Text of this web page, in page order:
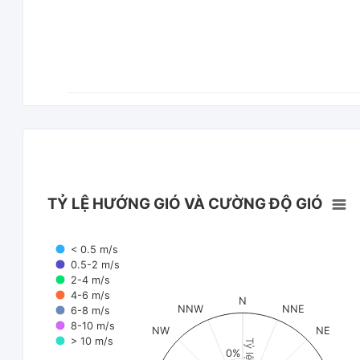
TỶ LỆ HƯỚNG GIÓ VÀ CƯỜNG ĐỘ GIÓ
< 0.5 m/s
0.5-2 m/s
2-4 m/s
4-6 m/s
6-8 m/s
8-10 m/s
> 10 m/s
N
NNE
NE
NW
NNW
0%